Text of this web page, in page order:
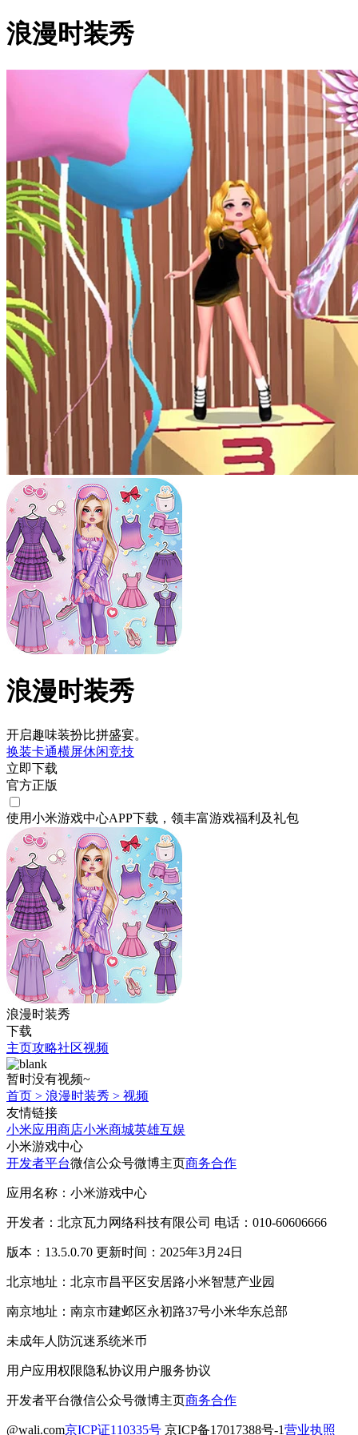
浪漫时装秀
浪漫时装秀
开启趣味装扮比拼盛宴。
换装卡通横屏休闲竞技
立即下载
官方正版
使用小米游戏中心APP下载 ，领丰富游戏福利 及礼包
浪漫时装秀
下载
主页攻略社区视频
暂时没有视频~
首页 > 浪漫时装秀 > 视频
友情链接
小米应用商店小米商城英雄互娱
小米游戏中心
开发者平台微信公众号微博主页商务合作
应用名称：小米游戏中心
开发者：北京瓦力网络科技有限公司 电话：010-60606666
版本：13.5.0.70 更新时间：2025年3月24日
北京地址：北京市昌平区安居路小米智慧产业园
南京地址：南京市建邺区永初路37号小米华东总部
未成年人防沉迷系统米币
用户应用权限隐私协议用户服务协议
开发者平台微信公众号微博主页商务合作
@wali.com京ICP证110335号 京ICP备17017388号-1营业执照